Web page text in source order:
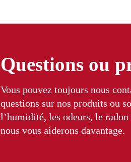
Questions ou
Vous pouvez toujours nous
questions sur nos produits ou
l’humidité, les odeurs, le
nous vous aiderons davantage.